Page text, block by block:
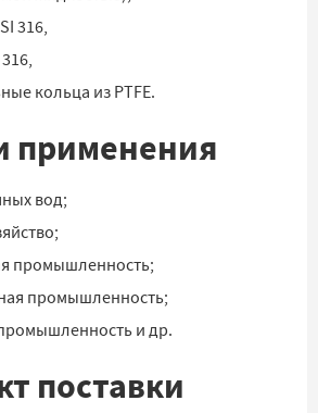
316,
кольца из PTFE.
применения
вод;
промышленность;
промышленность;
и др.
поставки